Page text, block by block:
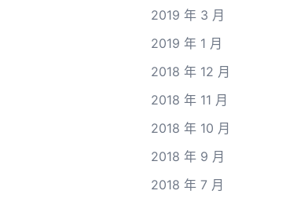
2019 年 3 月
2019 年 1 月
2018 年 12 月
2018 年 11 月
2018 年 10 月
2018 年 9 月
2018 年 7 月